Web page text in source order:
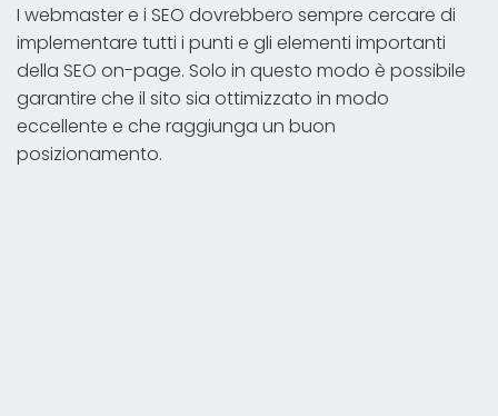
I webmaster e i SEO dovrebbero sempre cercare di
implementare tutti i punti e gli elementi importanti
della SEO on-page. Solo in questo modo è possibile
garantire che il sito sia ottimizzato in modo
eccellente e che raggiunga un buon
posizionamento.